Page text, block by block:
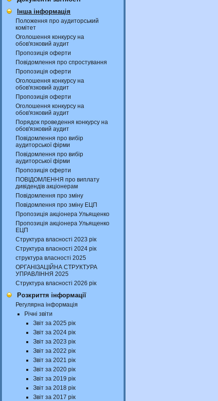
Інша інформація
Положення про аудиторський
комітет
Оголошення конкурсу на
обов'язковий аудит
Пропозиція оферти
Повідомлення про спростування
Пропозиція оферти
Оголошення конкурсу на
обов'язковий аудит
Пропозиція оферти
Оголошення конкурсу на
обов'язковий аудит
Порядок проведення конкурсу на
обов'язковий аудит
Повідомлення про вибір
аудиторської фірми
Повідомлення про вибір
аудиторської фірми
Пропозиція оферти
ПОВІДОМЛЕННЯ про виплату
дивідендів акціонерам
Повідомлення про зміну
Повідомлення про зміну ЕЦП
Пропозиція акціонера Ульященко
Пропозиція акціонера Ульященко
ЕЦП
Структура власності 2023 рік
Структура власності 2024 рік
структура власності 2025
ОРГАНІЗАЦІЙНА СТРУКТУРА
УПРАВЛІННЯ 2025
Структура власності 2026 рік
Розкриття інформації
Регулярна інформація
Річні звіти
Звіт за 2025 рік
Звіт за 2024 рік
Звіт за 2023 рік
Звіт за 2022 рік
Звіт за 2021 рік
Звіт за 2020 рік
Звіт за 2019 рік
Звіт за 2018 рік
Звіт за 2017 рік